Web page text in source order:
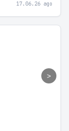
17.06.26 ago
>